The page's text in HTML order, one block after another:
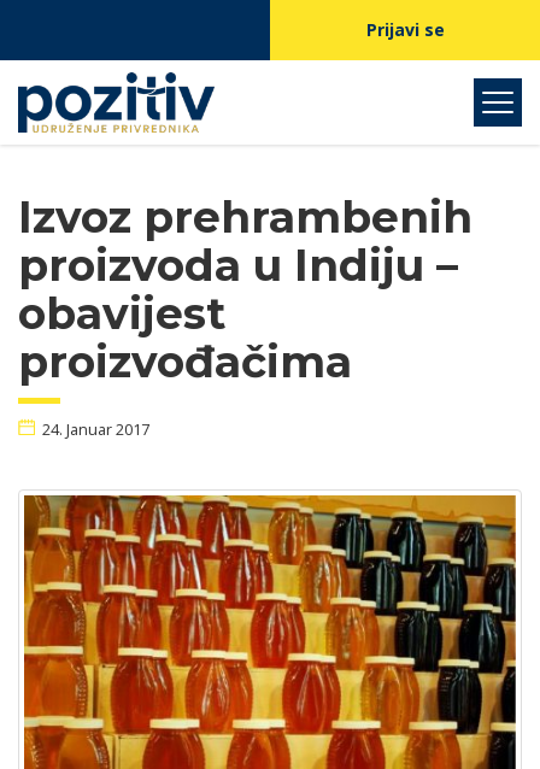
Prijavi se
Izvoz prehrambenih
proizvoda u Indiju –
obavijest
proizvođačima
24. Januar 2017